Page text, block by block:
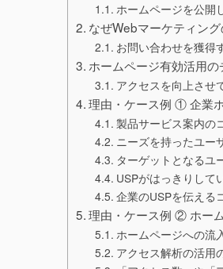
ホームページを公開
なぜWebマーケティン
お問い合わせを獲得
ホームページ有効活用
アクセスを向上させ
理由・ケース例 ① 企業
製品サービス案内の
ニーズを持ったユー
ターゲットとなるユ
USPがはっきりして
企業のUSPを伝える
理由・ケース例 ② ホー
ホームページへの流
アクセス解析の活用